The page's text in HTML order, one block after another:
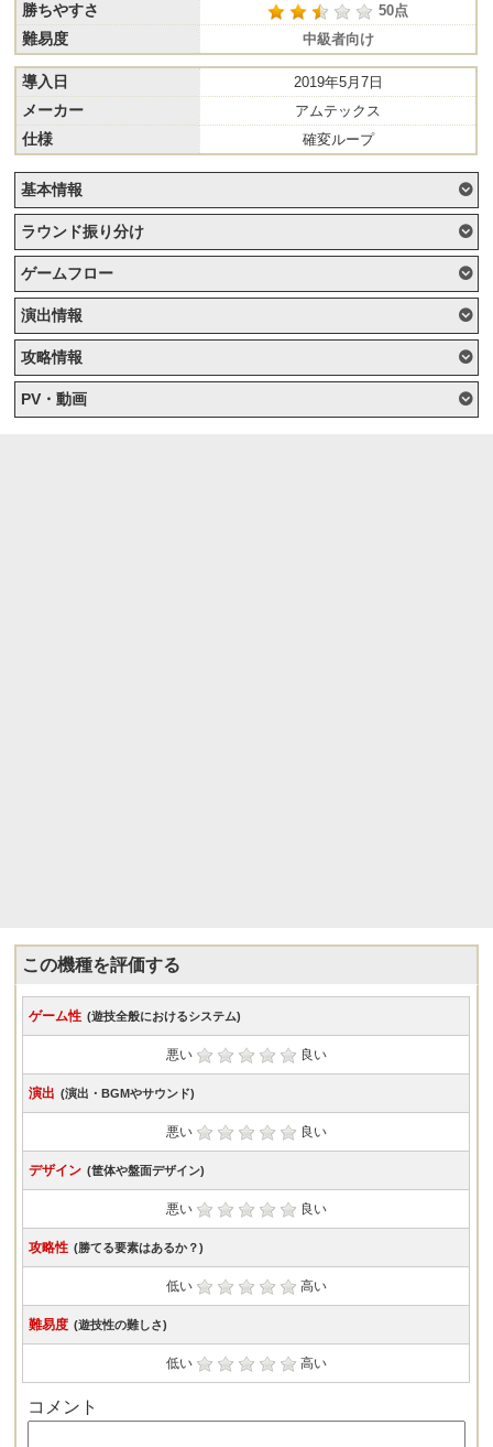
勝ちやすさ 50点
難易度 中級者向け
導入日 2019年5月7日
メーカー アムテックス
仕様 確変ループ
基本情報
ラウンド振り分け
ゲームフロー
演出情報
攻略情報
PV・動画
この機種を評価する
ゲーム性 (遊技全般におけるシステム)
悪い 良い
演出 (演出・BGMやサウンド)
悪い 良い
デザイン (筐体や盤面デザイン)
悪い 良い
攻略性 (勝てる要素はあるか？)
低い 高い
難易度 (遊技性の難しさ)
低い 高い
コメント